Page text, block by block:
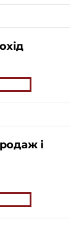
і